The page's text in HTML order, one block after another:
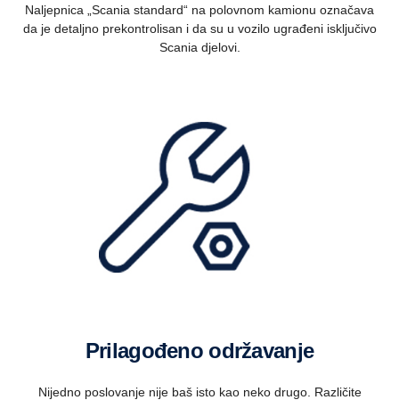
Naljepnica „Scania standard“ na polovnom kamionu označava
da je detaljno prekontrolisan i da su u vozilo ugrađeni isključivo
Scania djelovi.
Prilagođeno održavanje
Nijedno poslovanje nije baš isto kao neko drugo. Različite